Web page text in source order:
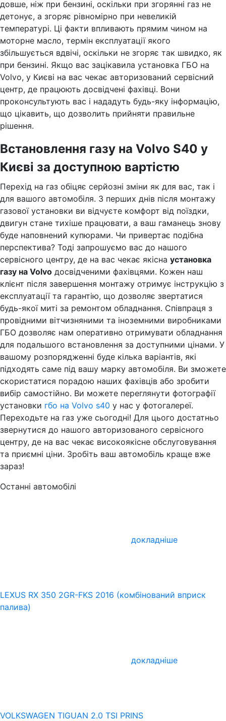
довше, ніж при бензині, оскільки при згорянні газ не
детонує, а згоряє рівномірно при невеликій
температурі. Ці факти впливають прямим чином на
моторне масло, термін експлуатації якого
збільшується вдвічі, оскільки не згоряє так швидко, як
при бензині. Якщо вас зацікавила установка ГБО на
Volvo, у Києві на вас чекає авторизований сервісний
центр, де працюють досвідчені фахівці. Вони
проконсультують вас і нададуть будь-яку інформацію,
що цікавить, що дозволить прийняти правильне
рішення.
Встановлення газу на Volvo S40 у
Києві за доступною вартістю
Перехід на газ обіцяє серйозні зміни як для вас, так і
для вашого автомобіля. З перших днів після монтажу
газової установки ви відчуєте комфорт від поїздки,
двигун стане тихіше працювати, а ваш гаманець знову
буде наповнений купюрами. Чи привертає подібна
перспектива? Тоді запрошуємо вас до нашого
сервісного центру, де на вас чекає якісна установка
газу на Volvo досвідченими фахівцями. Кожен наш
клієнт після завершення монтажу отримує інструкцію з
експлуатації та гарантію, що дозволяє звертатися
будь-якої миті за ремонтом обладнання. Співпраця з
провідними вітчизняними та іноземними виробниками
ГБО дозволяє нам оперативно отримувати обладнання
для подальшого встановлення за доступними цінами. У
вашому розпорядженні буде кілька варіантів, які
підходять саме під вашу марку автомобіля. Ви зможете
скористатися порадою наших фахівців або зробити
вибір самостійно. Ви можете переглянути фотографії
установки гбо на Volvo s40 у нас у фотогалереї.
Переходьте на газ уже сьогодні! Для цього достатньо
звернутися до нашого авторизованого сервісного
центру, де на вас чекає високоякісне обслуговування
та приємні ціни. Зробіть ваш автомобіль краще вже
зараз!
Останні автомобілі
докладніше
LEXUS RX 350 2GR-FKS 2016 (комбінований вприск
палива)
докладніше
VOLKSWAGEN TIGUAN 2.0 TSI PRINS